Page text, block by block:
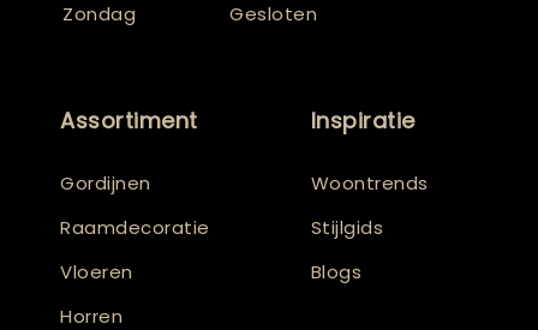
Zondag
Gesloten
Assortiment
Gordijnen
Raamdecoratie
Vloeren
Horren
Inspiratie
Woontrends
Stijlgids
Blogs